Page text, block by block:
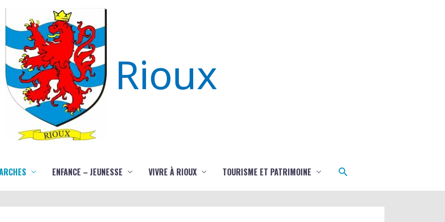
Rioux
ENFANCE – JEUNESSE VIVRE À RIOUX TOURISME ET PATRIMOINE Rechercher